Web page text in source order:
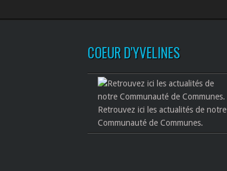
COEUR D'YVELINES
Retrouvez ici les actualités de notre
Communauté de Communes.